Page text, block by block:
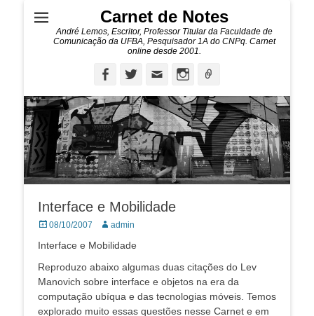
Carnet de Notes
André Lemos, Escritor, Professor Titular da Faculdade de
Comunicação da UFBA, Pesquisador 1A do CNPq. Carnet
online desde 2001.
FacebookTwitterEmail Instagram
Interface e Mobilidade
Posted
08/10/2007 Autor:admin
Interface e Mobilidade
Reproduzo abaixo algumas duas citações do Lev
Manovich sobre interface e objetos na era da
computação ubíqua e das tecnologias móveis. Temos
explorado muito essas questões nesse Carnet e em